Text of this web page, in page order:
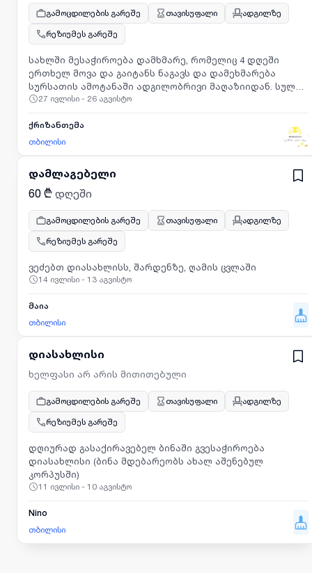
გამოცდილების გარეშე თავისუფალი
ადგილზე
რეზიუმეს გარეშე
სახლში მესაჭიროება დამხმარე, რომელიც 4 დღეში
ერთხელ მოვა და გაიტანს ნაგავს და დამეხმარება
სურსათის ამოტანაში ადგილობრივი მაღაზიიდან. სულ
არის მაქსიმუმ 30 წუთის საქმე. არ მჭირდება დალაგება
ანაზღაურება დღიური. სასურევლია თუ ცხოვრობს
ვაშლიჯვარში ან ახლოს. უნდა იყოს ქალბატონი
27 ივლისი - 26 აგვისტო
ქრიზანთემა
თბილისი
დამლაგებელი
60 ₾ დღეში
გამოცდილების გარეშე თავისუფალი
ადგილზე
რეზიუმეს გარეშე
ვეძებთ დიასახლისს, შარდენზე, ღამის ცვლაში
14 ივლისი - 13 აგვისტო
მაია
თბილისი
დიასახლისი
ხელფასი არ არის მითითებული
გამოცდილების გარეშე თავისუფალი
ადგილზე
რეზიუმეს გარეშე
დღიურად გასაქირავებელ ბინაში გვესაჭიროება
დიასახლისი (ბინა მდებარეობს ახალ აშენებულ
კორპუსში)
11 ივლისი - 10 აგვისტო
Nino
თბილისი